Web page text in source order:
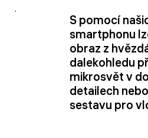
S pomocí
smartphonu
obraz z
dalekohledu
mikrosvět v
detailech
sestavu pro